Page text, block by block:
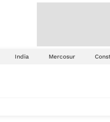
India Mercosur